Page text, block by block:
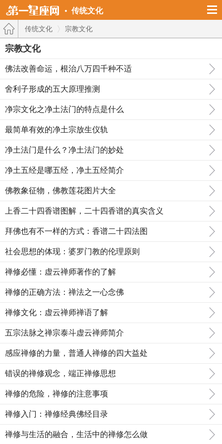
传统文化
传统文化 宗教文化
宗教文化
佛法改善命运，根治八万四千种不适
舍利子形成的五大原理推测
净宗文化之净土法门的特点是什么
最简单有效的净土宗放生仪轨
净土法门是什么？净土法门的妙处
净土五经是哪五经，净土五经简介
佛教象征物，佛教莲花图片大全
上香二十四香谱图解，二十四香谱的真实含义
拜佛也有不一样的方式：香谱二十四法图
社会思想的体现：婆罗门教的伦理原则
禅修必懂：虚云禅师著作的了解
禅修的正确方法：禅法之一心念佛
禅修文化：虚云禅师禅语了解
五宗法脉之禅宗泰斗虚云禅师简介
感应禅修的力量，普通人禅修的四大益处
错误的禅修观念，端正禅修思想
禅修的危险，禅修的注意事项
禅修入门：禅修经典佛经目录
禅修与生活的融合，生活中的禅修怎么做